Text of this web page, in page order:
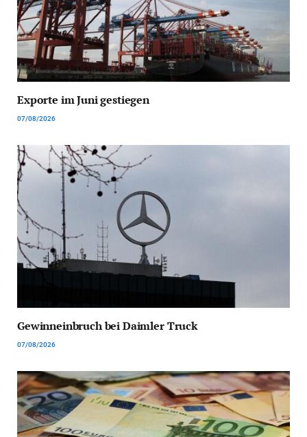
Exporte im Juni gestiegen
07/08/2026
Gewinneinbruch bei Daimler Truck
07/08/2026